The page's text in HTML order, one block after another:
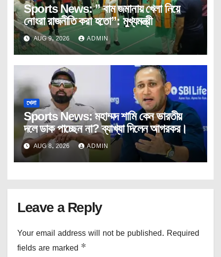
Sports News: ” বাম জমানায় খেলা নিয়ে
নোংরা রাজনীতি করা হতো”: মুখ্যমন্ত্রী
AUG 9, 2026 ADMIN
খেলা
Sports News: মহাম্মদ শামি কেন ভারতীয়
দলে ডাক পাচ্ছেন না? ব্যাখ্যা দিলেন আগরকর।
AUG 8, 2026 ADMIN
Leave a Reply
Your email address will not be published. Required
fields are marked *